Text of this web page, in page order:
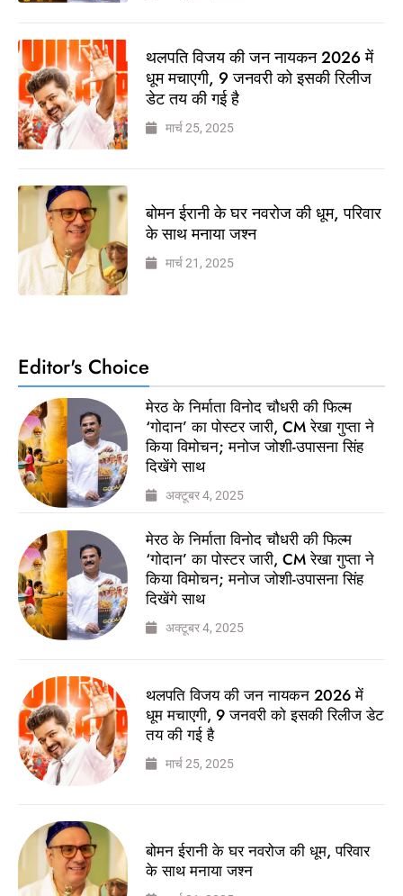
थलपति विजय की जन नायकन 2026 में
धूम मचाएगी, 9 जनवरी को इसकी रिलीज
डेट तय की गई है
मार्च 25, 2025
बोमन ईरानी के घर नवरोज की धूम, परिवार
के साथ मनाया जश्न
मार्च 21, 2025
Editor's Choice
मेरठ के निर्माता विनोद चौधरी की फिल्म
‘गोदान’ का पोस्टर जारी, CM रेखा गुप्ता ने
किया विमोचन; मनोज जोशी-उपासना सिंह
दिखेंगे साथ
अक्टूबर 4, 2025
मेरठ के निर्माता विनोद चौधरी की फिल्म
‘गोदान’ का पोस्टर जारी, CM रेखा गुप्ता ने
किया विमोचन; मनोज जोशी-उपासना सिंह
दिखेंगे साथ
अक्टूबर 4, 2025
थलपति विजय की जन नायकन 2026 में
धूम मचाएगी, 9 जनवरी को इसकी रिलीज डेट
तय की गई है
मार्च 25, 2025
बोमन ईरानी के घर नवरोज की धूम, परिवार
के साथ मनाया जश्न